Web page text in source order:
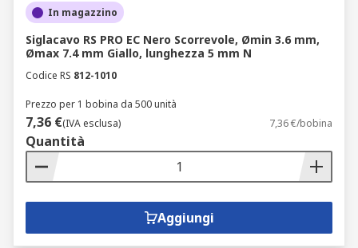
In magazzino
Siglacavo RS PRO EC Nero Scorrevole, Ømin 3.6 mm,
Ømax 7.4 mm Giallo, lunghezza 5 mm N
Codice RS 812-1010
Prezzo per 1 bobina da 500 unità
7,36 €(IVA esclusa) 7,36 €/bobina
Quantità
Aggiungi